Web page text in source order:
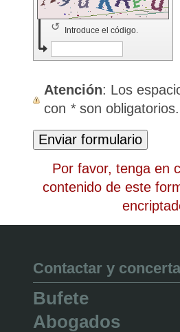
Introduce el código.
↺
Atención: Los espacios marcados
con * son obligatorios.
Por favor, tenga en
contenido de este
Contactar y
Bufete
Abogados